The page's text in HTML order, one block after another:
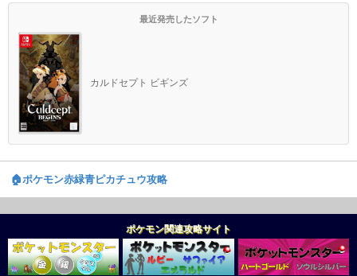
最近発売したソフト
カルドセプト ビギンズ
🏠️ポケモン赤緑青ピカチュウ攻略
ポケモン関連攻略サイト